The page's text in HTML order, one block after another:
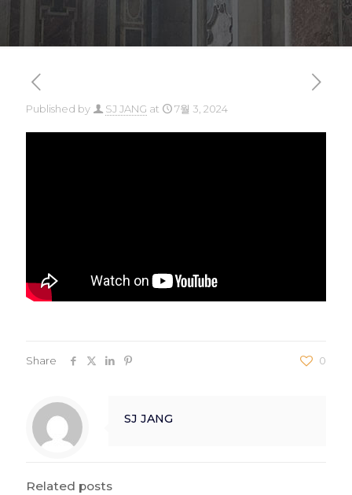
Published by SJ JANG at 7월 3, 2024
Share 0
SJ JANG
Related posts